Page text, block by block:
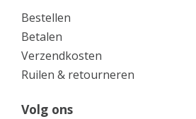
Bestellen
Betalen
Verzendkosten
Ruilen & retourneren
Volg ons